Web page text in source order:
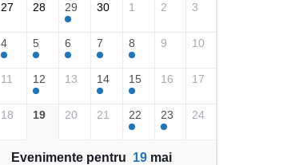
27 28 29 30 1 2 3
4 5 6 7 8 9 10
11 12 13 14 15 16 17
18 19 20 21 22 23 24
Evenimente pentru 19 mai